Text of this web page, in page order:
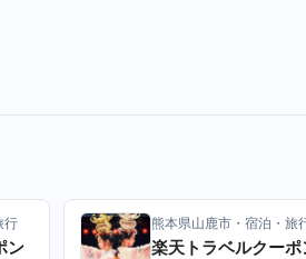
行
ン
熊本県山鹿市・宿泊・旅
楽天トラベルクーポ